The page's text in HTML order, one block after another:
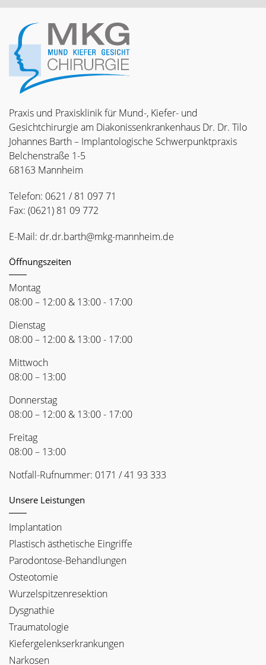
Praxis und Praxisklinik für Mund-, Kiefer- und
Gesichtchirurgie am Diakonissenkrankenhaus Dr. Dr. Tilo
Johannes Barth – Implantologische Schwerpunktpraxis
Belchenstraße 1-5
68163 Mannheim
Telefon: 0621 / 81 097 71
Fax: (0621) 81 09 772
E-Mail: dr.dr.barth@mkg-mannheim.de
Öffnungszeiten
Montag
08:00 – 12:00 & 13:00 - 17:00
Dienstag
08:00 – 12:00 & 13:00 - 17:00
Mittwoch
08:00 – 13:00
Donnerstag
08:00 – 12:00 & 13:00 - 17:00
Freitag
08:00 – 13:00
Notfall-Rufnummer: 0171 / 41 93 333
Unsere Leistungen
Implantation
Plastisch ästhetische Eingriffe
Parodontose-Behandlungen
Osteotomie
Wurzelspitzenresektion
Dysgnathie
Traumatologie
Kiefergelenkserkrankungen
Narkosen